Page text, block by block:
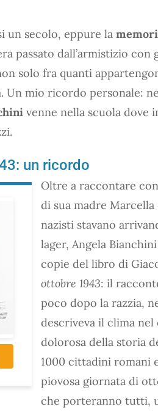
un secolo, eppure la
passato dall’armistizio
solo fra quanti
Un mio ricordo personale:
venne nella scuola dove
un ricordo
Oltre a raccontare
di sua madre
nazisti stavano
lager, Angela
copie del libro di
ottobre 1943: il
poco dopo la razzia,
descriveva il clima nel
dolorosa della storia
1000 cittadini romani
piovosa giornata di
che porteranno tutti,